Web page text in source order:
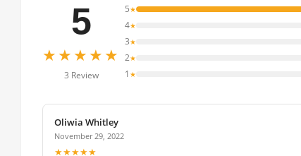
5
★★★★★
3 Review
5★
4★
3★
2★
1 ★
Oliwia Whitley
November 29, 2022
★★★★★